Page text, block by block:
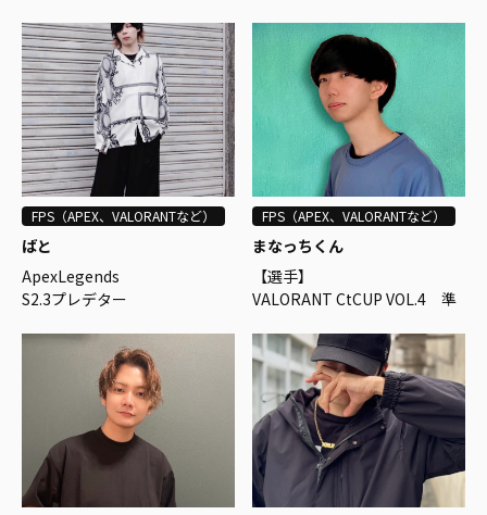
桁順位複数、NASEF Japan MA
JOR Fortnite tournament Su
mmer 2021 優勝
MHF大阪大会準優勝
MHXRファミ通App公認メンバ
ー
FPS（APEX、VALORANTなど）
ばと
ApexLegends
S2.3プレデター
競技コーチ歴2年
元公式競技大会 実況解説者
OverWatch 全ロールソロマス
FPS（APEX、VALORANTなど）
まなっちくん
【選手】
VALORANT CtCUP VOL.4 準
RadiGO CUP vol1 準優勝
【講師】
ルネサンス高校横浜キャンパ
スeスポコースVALORANT講師
(スタンダードコース、プロコ
ース)